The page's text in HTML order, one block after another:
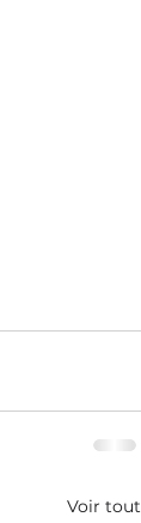
Voir tout